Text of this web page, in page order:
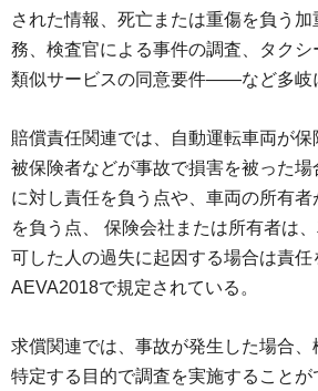
された情報、死亡または重傷を負う
務、検査官による事件の調査、タクシ
類似サービスの同意要件――など多岐
賠償責任関連では、自動運転車両が保
被保険者などが事故で損害を被った
に対し責任を負う点や、車両の所有
を負う点、 保険会社または所有者は
可した人の過失に起因する場合は責
AEVA2018で規定されている。
求償関連では、事故が発生した場合
特定する目的で調査を実施すること